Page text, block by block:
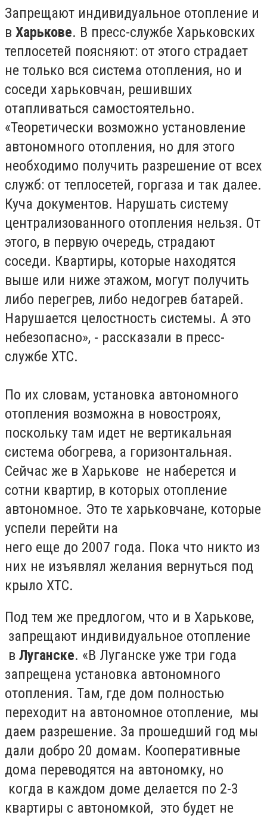
Запрещают индивидуальное отопление и
в Харькове. В пресс-службе Харьковских
теплосетей поясняют: от этого страдает
не только вся система отопления, но и
соседи харьковчан, решивших
отапливаться самостоятельно.
«Теоретически возможно установление
автономного отопления, но для этого
необходимо получить разрешение от всех
служб: от теплосетей, горгаза и так далее.
Куча документов. Нарушать систему
централизованного отопления нельзя. От
этого, в первую очередь, страдают
соседи. Квартиры, которые находятся
выше или ниже этажом, могут получить
либо перегрев, либо недогрев батарей.
Нарушается целостность системы. А это
небезопасно», - рассказали в пресс-
службе ХТС.
По их словам, установка автономного
отопления возможна в новостроях,
поскольку там идет не вертикальная
система обогрева, а горизонтальная.
Сейчас же в Харькове не наберется и
сотни квартир, в которых отопление
автономное. Это те харьковчане, которые
успели перейти на
него еще до 2007 года. Пока что никто из
них не изъявлял желания вернуться под
крыло ХТС.
Под тем же предлогом, что и в Харькове,
запрещают индивидуальное отопление
в Луганске. «В Луганске уже три года
запрещена установка автономного
отопления. Там, где дом полностью
переходит на автономное отопление, мы
даем разрешение. За прошедший год мы
дали добро 20 домам. Кооперативные
дома переводятся на автономку, но
когда в каждом доме делается по 2-3
квартиры с автономкой, это будет не